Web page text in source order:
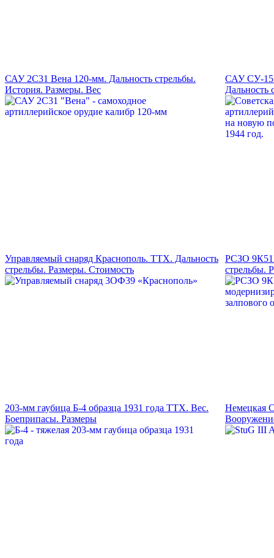
САУ 2С31 Вена 120-мм. Дальность стрельбы.
История. Размеры. Вес
САУ СУ-
Дальность
Управляемый снаряд Краснополь. ТТХ. Дальность
стрельбы. Размеры. Стоимость
РСЗО
стрельбы.
203-мм гаубица Б-4 образца 1931 года ТТХ. Вес.
Боеприпасы. Размеры
Немецкая